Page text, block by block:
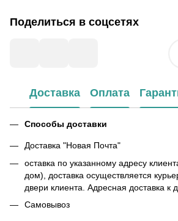
Поделиться в соцсетях
Доставка Оплата
Способы доставки
Доставка "Новая Почта"
оставка по указанному адресу
дом), доставка осуществляется
двери клиента. Адресная доставка к
Самовывоз